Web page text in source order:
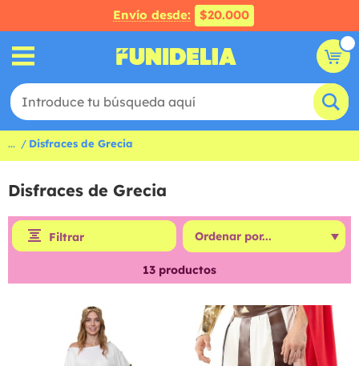
Envío desde: $20.000
... Disfraces de Grecia
Disfraces de Grecia
Filtrar
13 productos